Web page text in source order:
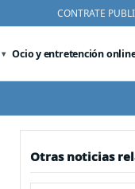
CONTRATE
Ocio y entretención
Otras noticias